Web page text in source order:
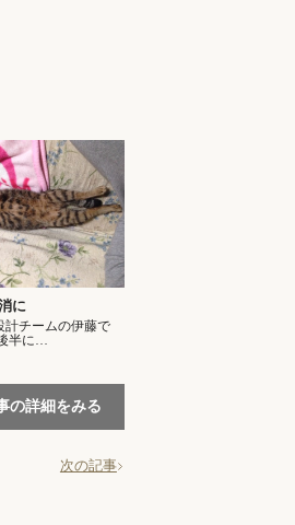
に
計チームの伊藤で
半に…
の詳細をみる
次の記事